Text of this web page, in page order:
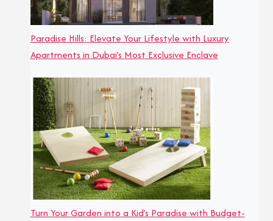
Paradise Hills: Elevate Your Lifestyle with Luxury
Apartments in Dubai’s Most Exclusive Enclave
Turn Your Garden into a Kid’s Paradise with Budget-